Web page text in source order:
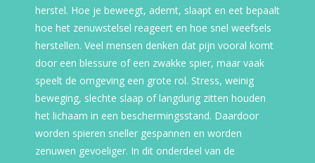
herstel. Hoe je beweegt, ademt, slaapt en eet bepaalt
hoe het zenuwstelsel reageert en hoe snel weefsels
herstellen. Veel mensen denken dat pijn vooral komt
door een blessure of een zwakke spier, maar vaak
speelt de omgeving een grote rol. Stress, weinig
beweging, slechte slaap of langdurig zitten houden
het lichaam in een beschermingsstand. Daardoor
worden spieren sneller gespannen en worden
zenuwen gevoeliger. In dit onderdeel van de